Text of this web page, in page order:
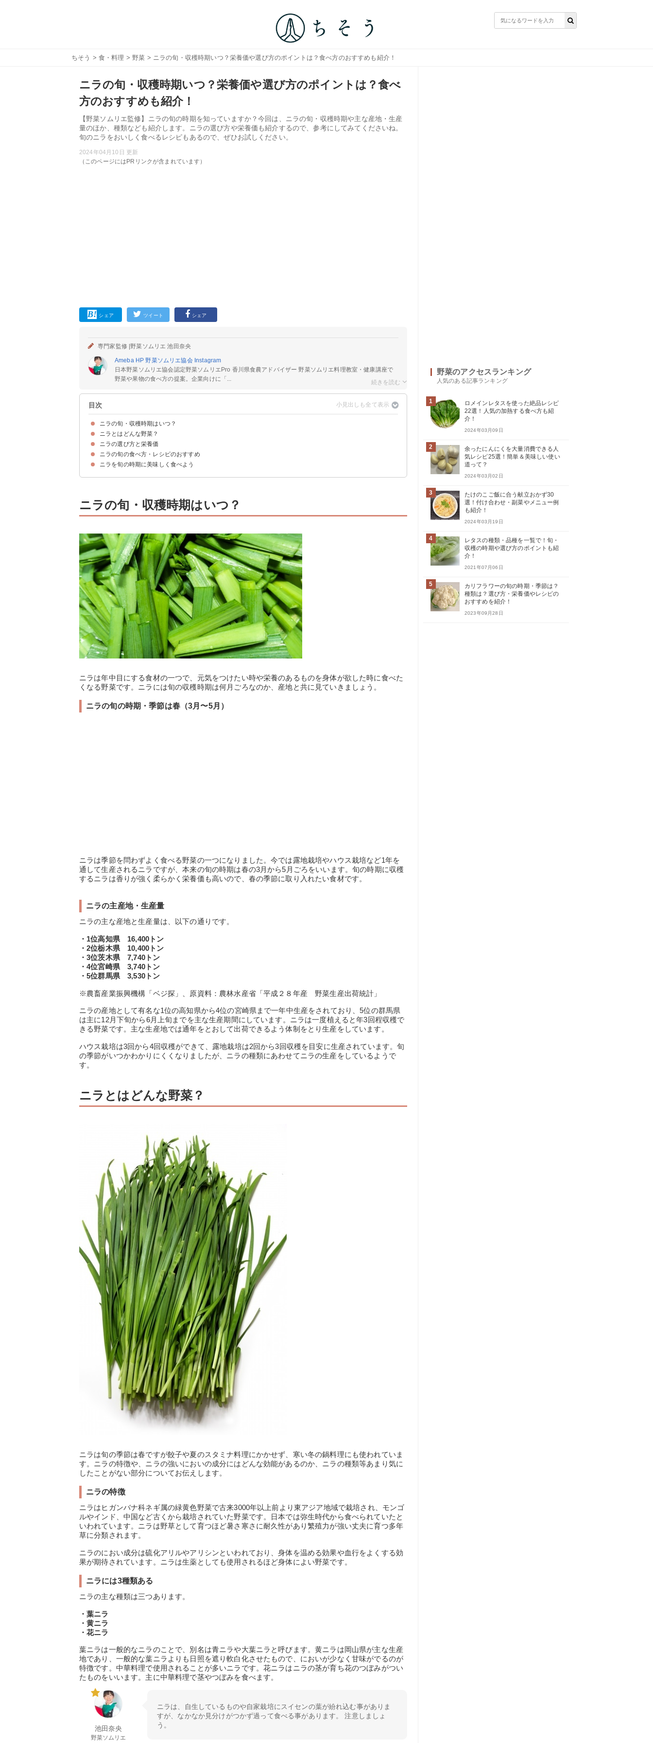
ちそう > 食・料理 > 野菜 > ニラの旬・収穫時期いつ？栄養価や選び方のポイントは？食べ方のおすすめも紹介！
ニラの旬・収穫時期いつ？栄養価や選び方のポイントは？食べ
方のおすすめも紹介！
【野菜ソムリエ監修】ニラの旬の時期を知っていますか？今回は、ニラの旬・収穫時期や主な産地・生産
量のほか、種類なども紹介します。ニラの選び方や栄養価も紹介するので、参考にしてみてくださいね。
旬のニラをおいしく食べるレシピもあるので、ぜひお試しください。
2024年04月10日 更新
（このページにはPRリンクが含まれています）
シェア ツイート シェア
専門家監修 | 野菜ソムリエ 池田奈央
Ameba HP 野菜ソムリエ協会 Instagram
日本野菜ソムリエ協会認定野菜ソムリエPro 香川県食農アドバイザー 野菜ソムリエ料理教室・健康講座で
野菜や果物の食べ方の提案。企業向けに「...
目次
ニラの旬・収穫時期はいつ？
ニラの旬の時期・季節は春（3月〜5月）
ニラの主産地・生産量
ニラとはどんな野菜？
ニラの特徴
ニラには3種類ある
ニラの選び方と栄養価
ニラの選び方のポイント
ニラの栄養価
ニラの旬の食べ方・レシピのおすすめ
ニラ玉
豚ニラ炒め
たっぷりニラのマヨ醤油ゴマ和え
ニラを旬の時期に美味しく食べよう
ニラの旬・収穫時期はいつ？
ニラは年中目にする食材の一つで、元気をつけたい時や栄養のあるものを身体が欲した時に食べた
くなる野菜です。ニラには旬の収穫時期は何月ごろなのか、産地と共に見ていきましょう。
ニラの旬の時期・季節は春（3月〜5月）
ニラは季節を問わずよく食べる野菜の一つになりました。今では露地栽培やハウス栽培など1年を
通して生産されるニラですが、本来の旬の時期は春の3月から5月ごろをいいます。旬の時期に収穫
するニラは香りが強く柔らかく栄養価も高いので、春の季節に取り入れたい食材です。
ニラの主産地・生産量
ニラの主な産地と生産量は、以下の通りです。
・1位高知県 16,400トン
・2位栃木県 10,400トン
・3位茨木県 7,740トン
・4位宮崎県 3,740トン
・5位群馬県 3,530トン
※農畜産業振興機構「ベジ探」、原資料：農林水産省「平成２８年産 野菜生産出荷統計」
ニラの産地として有名な1位の高知県から4位の宮崎県まで一年中生産をされており、5位の群馬県
は主に12月下旬から6月上旬までを主な生産期間にしています。ニラは一度植えると年3回程収穫で
きる野菜です。主な生産地では通年をとおして出荷できるよう体制をとり生産をしています。
ハウス栽培は3回から4回収穫ができて、露地栽培は2回から3回収穫を目安に生産されています。旬
の季節がいつかわかりにくくなりましたが、ニラの種類にあわせてニラの生産をしているようで
す。
ニラとはどんな野菜？
ニラは旬の季節は春ですが餃子や夏のスタミナ料理にかかせず、寒い冬の鍋料理にも使われていま
す。ニラの特徴や、ニラの強いにおいの成分にはどんな効能があるのか、ニラの種類等あまり気に
したことがない部分についてお伝えします。
ニラの特徴
ニラはヒガンバナ科ネギ属の緑黄色野菜で古来3000年以上前より東アジア地域で栽培され、モンゴ
ルやインド、中国など古くから栽培されていた野菜です。日本では弥生時代から食べられていたと
いわれています。ニラは野草として育つほど暑さ寒さに耐久性があり繁殖力が強い丈夫に育つ多年
草に分類されます。
ニラのにおい成分は硫化アリルやアリシンといわれており、身体を温める効果や血行をよくする効
果が期待されています。ニラは生薬としても使用されるほど身体によい野菜です。
ニラには3種類ある
ニラの主な種類は三つあります。
・葉ニラ
・黄ニラ
・花ニラ
葉ニラは一般的なニラのことで、別名は青ニラや大葉ニラと呼びます。黄ニラは岡山県が主な生産
地であり、一般的な葉ニラよりも日照を遮り軟白化させたもので、においが少なく甘味がでるのが
特徴です。中華料理で使用されることが多いニラです。花ニラはニラの茎が育ち花のつぼみがつい
たものをいいます。主に中華料理で茎やつぼみを食べます。
池田奈央
野菜ソムリエ
ニラは、自生しているものや自家栽培にスイセンの葉が紛れ込む事がありま
すが、なかなか見分けがつかず過って食べる事があります。 注意しましょ
う。
野菜のアクセスランキング
人気のある記事ランキング
1
ロメインレタスを使った絶品レシピ
22選！人気の加熱する食べ方も紹
介！
2024年03月09日
2
余ったにんにくを大量消費できる人
気レシピ25選！簡単＆美味しい使い
道って？
2024年03月02日
3
たけのこご飯に合う献立おかず30
選！付け合わせ・副菜やメニュー例
も紹介！
2024年03月19日
4
レタスの種類・品種を一覧で！旬・
収穫の時期や選び方のポイントも紹
介！
2021年07月06日
5
カリフラワーの旬の時期・季節は？
種類は？選び方・栄養価やレシピの
おすすめを紹介！
2023年09月28日